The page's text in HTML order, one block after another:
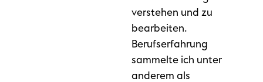
verstehen und zu
bearbeiten.
Berufserfahrung
sammelte ich unter
anderem als